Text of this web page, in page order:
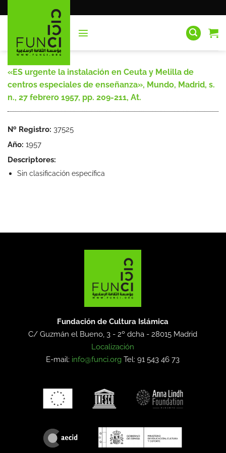
al
«ES urgente la instalación en Ceuta y Melilla de
centros especiales de enseñanza», Mundo, Madrid, s.
n., 27 febrero 1957, pp. 209-211, At.
Nº Registro: 37525
Año: 1957
Descriptores:
Sin clasificación específica
Fundación de Cultura Islámica
C/ Guzmán el Bueno, 3 - 2º dcha -28015 Madrid
Localización
E-mail: info@funci.org Tel: 91 543 46 73